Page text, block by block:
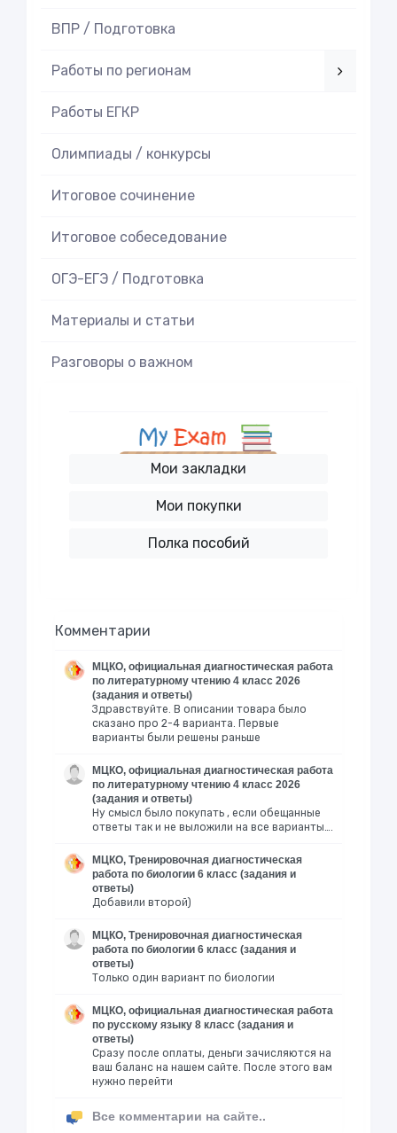
ВПР / Подготовка
Работы по регионам
Работы ЕГКР
Олимпиады / конкурсы
Итоговое cочинение
Итоговое cобеседование
ОГЭ-ЕГЭ / Подготовка
Материалы и статьи
Разговоры о важном
Мои закладки
Мои покупки
Полка пособий
Комментарии
МЦКО, официальная диагностическая работа
по литературному чтению 4 класс 2026
(задания и ответы)
Здравствуйте. В описании товара было
сказано про 2-4 варианта. Первые
варианты были решены раньше
МЦКО, официальная диагностическая работа
по литературному чтению 4 класс 2026
(задания и ответы)
Ну смысл было покупать , если обещанные
ответы так и не выложили на все варианты….
МЦКО, Тренировочная диагностическая
работа по биологии 6 класс (задания и
ответы)
Добавили второй)
МЦКО, Тренировочная диагностическая
работа по биологии 6 класс (задания и
ответы)
Только один вариант по биологии
МЦКО, официальная диагностическая работа
по русскому языку 8 класс (задания и
ответы)
Сразу после оплаты, деньги зачисляются на
ваш баланс на нашем сайте. После этого вам
нужно перейти
Все комментарии на сайте..